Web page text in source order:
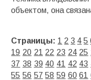
объектом, она
Страницы: 1 2 3 4 5
19 20 21 22 23 24 25
37 38 39 40 41 42 43
55 56 57 58 59 60 61